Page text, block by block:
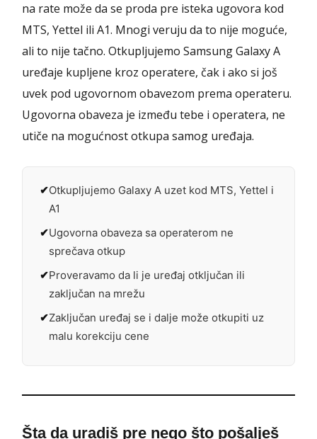
na rate može da se proda pre isteka ugovora kod
MTS, Yettel ili A1. Mnogi veruju da to nije moguće,
ali to nije tačno. Otkupljujemo Samsung Galaxy A
uređaje kupljene kroz operatere, čak i ako si još
uvek pod ugovornom obavezom prema operateru.
Ugovorna obaveza je između tebe i operatera, ne
utiče na mogućnost otkupa samog uređaja.
Otkupljujemo Galaxy A uzet kod MTS, Yettel i
A1
Ugovorna obaveza sa operaterom ne
sprečava otkup
Proveravamo da li je uređaj otključan ili
zaključan na mrežu
Zaključan uređaj se i dalje može otkupiti uz
malu korekciju cene
Šta da uradiš pre nego što pošalješ